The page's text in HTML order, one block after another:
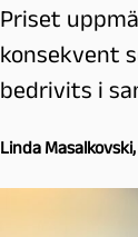
Priset
konsekvent
bedrivits i
Linda